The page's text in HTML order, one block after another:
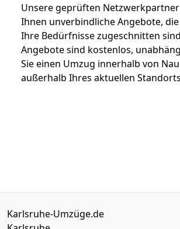
Unsere geprüften
Ihnen unverbindliche Angebote,
Ihre Bedürfnisse zugeschnitten
Angebote sind kostenlos,
Sie einen Umzug innerhalb von
außerhalb Ihres aktuellen
Karlsruhe-Umzüge.de